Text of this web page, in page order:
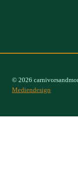
© 2026
Mediendesign